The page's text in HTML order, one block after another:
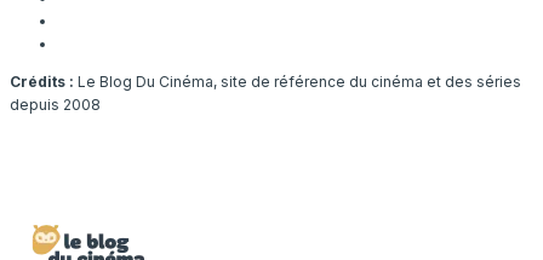
Crédits : Le Blog Du Cinéma, site de référence du cinéma et des séries
depuis 2008